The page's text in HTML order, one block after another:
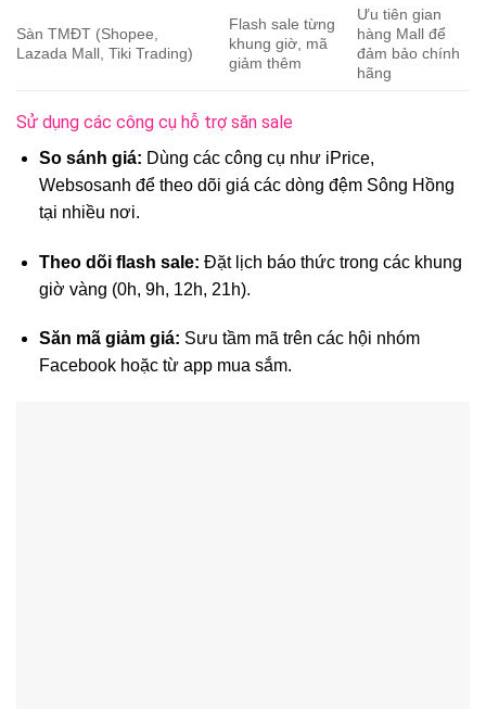
Sàn TMĐT (Shopee,
Lazada Mall, Tiki Trading)
Flash sale từng
khung giờ, mã
giảm thêm
Ưu tiên gian
hàng Mall để
đảm bảo chính
hãng
Sử dụng các công cụ hỗ trợ săn sale
So sánh giá: Dùng các công cụ như iPrice,
Websosanh để theo dõi giá các dòng đệm Sông Hồng
tại nhiều nơi.
Theo dõi flash sale: Đặt lịch báo thức trong các khung
giờ vàng (0h, 9h, 12h, 21h).
Săn mã giảm giá: Sưu tầm mã trên các hội nhóm
Facebook hoặc từ app mua sắm.